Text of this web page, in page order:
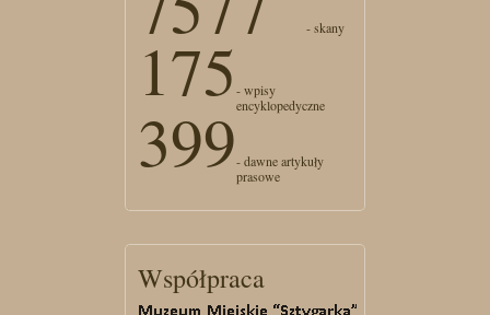
- skany
175- wpisy
encyklopedyczne
399- dawne artykuły
prasowe
Współpraca